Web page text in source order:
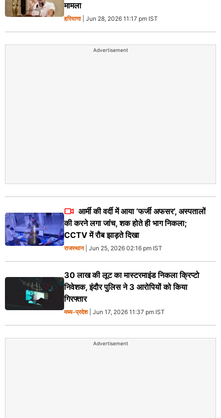
मामला
हरियाणा| Jun 28, 2026 11:17 pm IST
Advertisement
आर्मी की वर्दी में आया ‘फर्जी अफसर’, अस्पतालों
की करने लगा जांच, शक होते ही भाग निकला;
CCTV में रौब झाड़ते दिखा
राजस्थान| Jun 25, 2026 02:16 pm IST
30 लाख की लूट का मास्टरमाइंड निकला क्रिप्टो
निवेशक, इंदौर पुलिस ने 3 आरोपियों को किया
गिरफ्तार
मध्य-प्रदेश| Jun 17, 2026 11:37 pm IST
Advertisement